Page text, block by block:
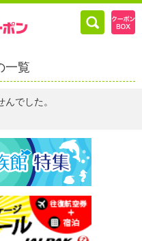
一覧
でした。